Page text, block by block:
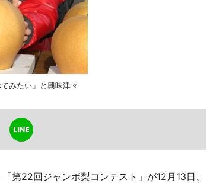
みたい」と興味津々
22回ジャンボ梨コンテスト」が12月13日、